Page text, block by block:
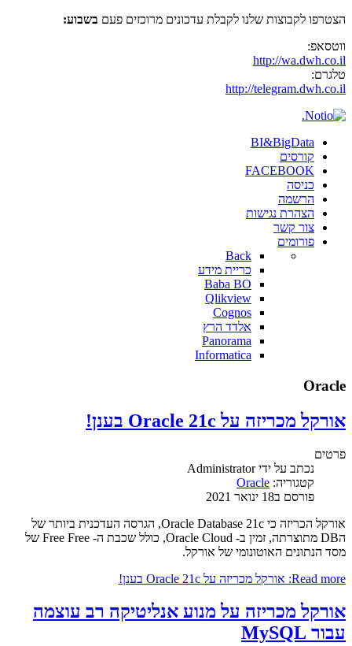
הצטרפו לקבוצות שלנו לקבלת עדכונים מרוכזים פעם בשבוע:
ווטסאפ:
http://wa.dwh.co.il
טלגרם:
http://telegram.dwh.co.il
BI&BigData
קורסים
FACEBOOK
כניסה
הרשמה
הצהרת נגישות
צור קשר
פורומים
Back
כריית מידע
Baba BO
Qlikview
Cognos
אלדד הרץ
Panorama
Informatica
Oracle
אורקל מכריזה על Oracle 21c בענן!
פרטים
נכתב על ידיAdministrator
קטגוריה: Oracle
פורסם ב18 ינואר 2021
אורקל הכריזה כי Oracle Database 21c, הגרסה העדכנית ביותר של
הDB מתוצרתה, זמין ב- Oracle Cloud, כולל שכבת ה- Free Free של
מסד הנתונים האוטונומי של אורקל.
Read more: אורקל מכריזה על Oracle 21c בענן!
אורקל מכריזה על מנוע אנליטיקה רב עוצמה
עבור MySQL